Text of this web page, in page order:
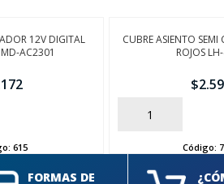
12V DIGITAL
AC2301
615
CUBRE ASIENTO SEMI
ROJOS
$
AÑADIR
Código:
FORMAS DE